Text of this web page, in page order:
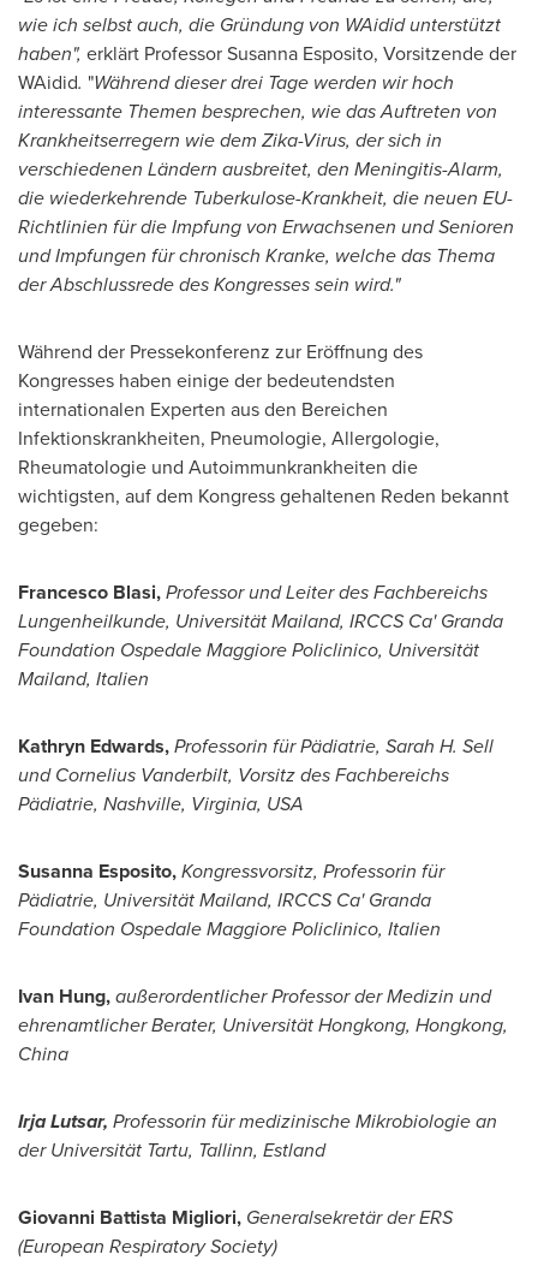
wie ich selbst auch, die Gründung von WAidid unterstützt
haben", erklärt ProfessorSusanna Esposito, Vorsitzende der
WAidid. "Während dieser drei Tage werden wir hoch
interessante Themen besprechen, wie das Auftreten von
Krankheitserregern wie dem Zika-Virus, der sich in
verschiedenen Ländern ausbreitet, den Meningitis-Alarm,
die wiederkehrende Tuberkulose-Krankheit, die neuen EU-
Richtlinien für die Impfung von Erwachsenen und Senioren
und Impfungen für chronisch Kranke, welche das Thema
der Abschlussrede des Kongresses sein wird."
Während der Pressekonferenz zur Eröffnung des
Kongresses haben einige der bedeutendsten
internationalen Experten aus den Bereichen
Infektionskrankheiten, Pneumologie, Allergologie,
Rheumatologie und Autoimmunkrankheiten die
wichtigsten, auf dem Kongress gehaltenen Reden bekannt
gegeben:
Francesco Blasi,Professor und Leiter des Fachbereichs
Lungenheilkunde, Universität Mailand, IRCCS Ca' Granda
Foundation Ospedale Maggiore Policlinico, Universität
Mailand, Italien
Kathryn Edwards,Professorin für Pädiatrie, Sarah H. Sell
und Cornelius Vanderbilt, Vorsitz des Fachbereichs
Pädiatrie, Nashville, Virginia, USA
Susanna Esposito,Kongressvorsitz, Professorin für
Pädiatrie, Universität Mailand, IRCCS Ca' Granda
Foundation Ospedale Maggiore Policlinico, Italien
Ivan Hung,außerordentlicher Professor der Medizin und
ehrenamtlicher Berater, Universität Hongkong, Hongkong,
China
Irja Lutsar, Professorin für medizinische Mikrobiologie an
der Universität Tartu, Tallinn, Estland
Giovanni Battista Migliori, Generalsekretär der ERS
(European Respiratory Society)